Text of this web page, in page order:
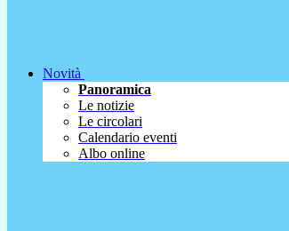
Novità
Panoramica
Le notizie
Le circolari
Calendario eventi
Albo online